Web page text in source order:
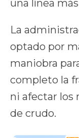
una línea
La
optado por
maniobra
completo la
ni afectar los
de crudo.